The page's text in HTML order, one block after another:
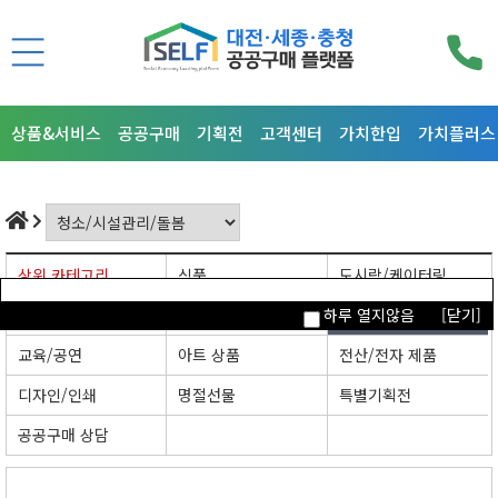
상품&서비스 공공구매 기획전 고객센터 가치한입 가치플러스
상위 카테고리 식품
도시락/케이터링
청소/시설관리/돌봄
교육/공연
아트 상품
전산/전자 제품
디자인/인쇄
명절선물
특별기획전
공공구매 상담
하루 열지않음 [닫기]